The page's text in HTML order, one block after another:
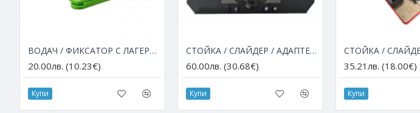
ВОДАЧ / ФИКСАТОР С ЛАГЕРИ И ВАКУУМ ЗА БОРКОРОНИ ЗА ПРОБИВАНЕ НА ОТВОРИ
20.00лв. (10.23€)
Купи
СТОЙКА / СЛАЙДЕР / АДАПТЕР ЗА ЪГЛОШЛАЙФ ЗА РЯЗАНЕ ПОД 45º
60.00лв. (30.68€)
Купи
35.21лв. (18.00€)
Купи